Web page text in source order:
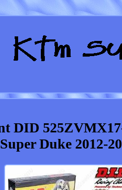
DID
Super Duke 2012-